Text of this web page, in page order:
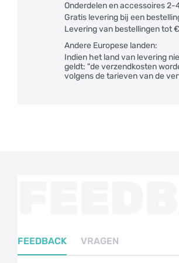
Onderdelen en accessoires 2-
Gratis levering bij een
Levering van bestellingen tot
Andere Europese landen:
Indien het land van levering
geldt: "de verzendkosten
volgens de tarieven van de
FEEDBACK VRAGEN